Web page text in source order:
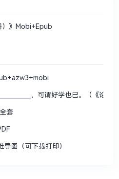
）》Mobi+Epub
，可谓好学也已。（《论语
套
图（可下载打印）